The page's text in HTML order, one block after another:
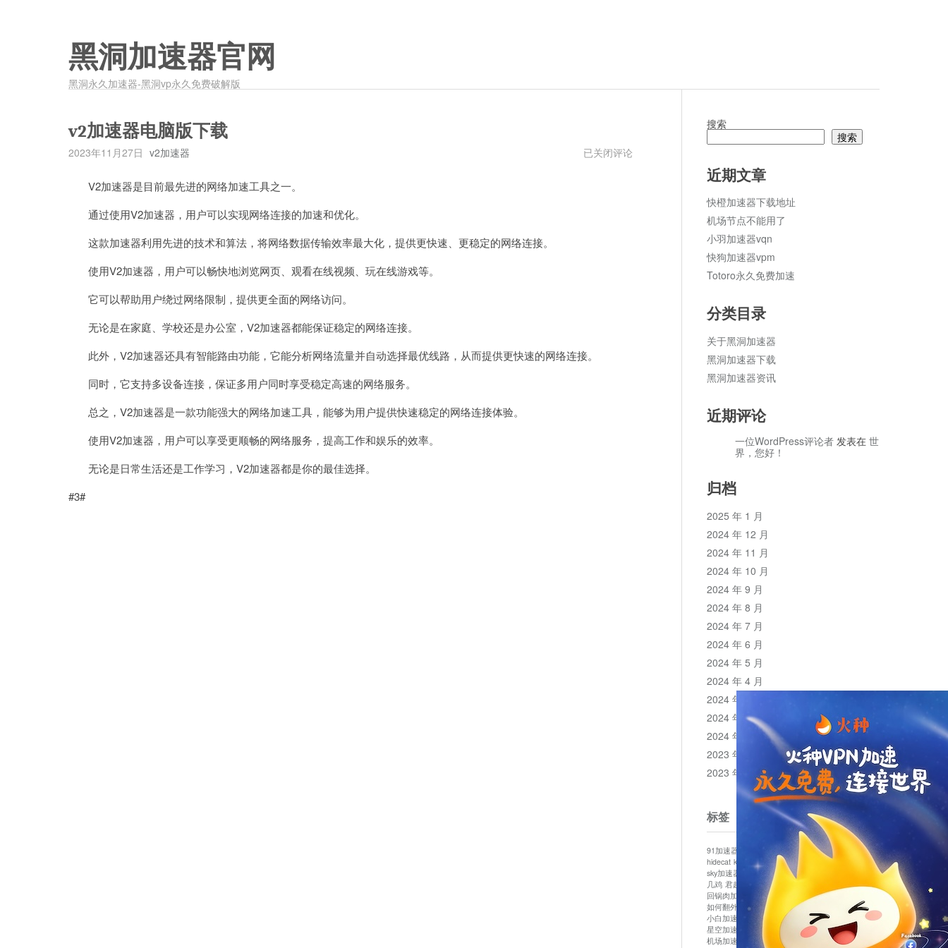
黑洞加速器官网
黑洞永久加速器-黑洞vp永久免费破解版
v2加速器电脑版下载
2023年11月27日 v2加速器
v2
已关闭评论
V2加速器是目前最先进的网络加速工具之一。
通过使用V2加速器，用户可以实现网络连接的加速和优化。
这款加速器利用先进的技术和算法，将网络数据传输效率最大化，提供更快速、更稳定的网络连接。
使用V2加速器，用户可以畅快地浏览网页、观看在线视频、玩在线游戏等。
它可以帮助用户绕过网络限制，提供更全面的网络访问。
无论是在家庭、学校还是办公室，V2加速器都能保证稳定的网络连接。
此外，V2加速器还具有智能路由功能，它能分析网络流量并自动选择最优线路，从而提供更快速的网络连接。
同时，它支持多设备连接，保证多用户同时享受稳定高速的网络服务。
总之，V2加速器是一款功能强大的网络加速工具，能够为用户提供快速稳定的网络连接体验。
使用V2加速器，用户可以享受更顺畅的网络服务，提高工作和娱乐的效率。
无论是日常生活还是工作学习，V2加速器都是你的最佳选择。
#3#
搜索
搜索
近期文章
快橙加速器下载地址
机场节点不能用了
小羽加速器vqn
快狗加速器vpm
Totoro永久免费加速
分类目录
关于黑洞加速器
黑洞加速器下载
黑洞加速器资讯
近期评论
一位WordPress评论者 发表在 世
界，您好！
归档
2025 年 1 月
2024 年 12 月
2024 年 11 月
2024 年 10 月
2024 年 9 月
2024 年 8 月
2024 年 7 月
2024 年 6 月
2024 年 5 月
2024 年 4 月
2024 年 3 月
2024 年 2 月
2024 年 1 月
2023 年 12 月
2023 年 11 月
标签
91加速器 bluelayer加速器
clash节点
hidecat kuai500 panda加速器
plex加速器
sky加速器
telegram加速器 中信加速器
云梯加速器
几鸡 君越加速器 哔咔漫画加速器
唐师傅加速器
回锅肉加速器
坚果加速器 壹点加速器
如何翻外墙网站 小哈vp加速器
小火箭加速器
小白加速器
布谷vp加速器 心阶云 快连
星空加速器
最新版clash安卓下载
月光加速器
机场加速器
松果云 极快加速器
梯子加速器